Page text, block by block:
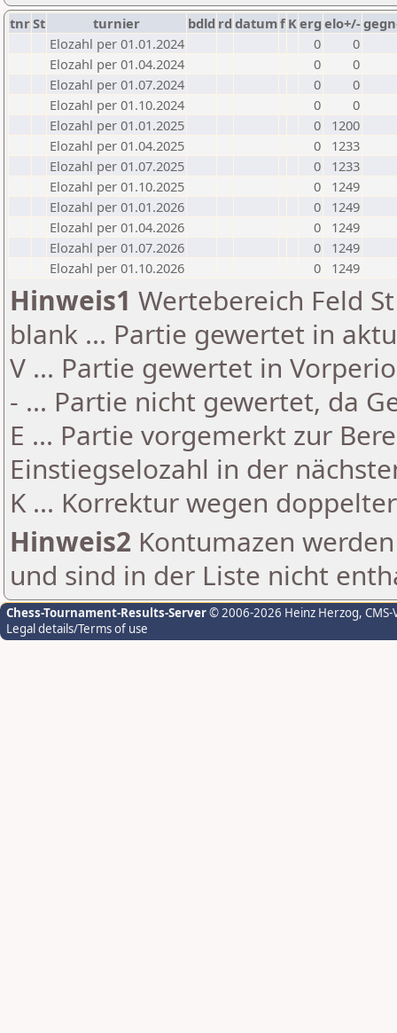
tnrSt turnier bdld rd datumf Kerg elo+/-
Elozahl per 01.01.2024
0
0
Elozahl per 01.04.2024
0
0
Elozahl per 01.07.2024
0
0
Elozahl per 01.10.2024
0
0
Elozahl per 01.01.2025
0
1200
Elozahl per 01.04.2025
0
1233
Elozahl per 01.07.2025
0
1233
Elozahl per 01.10.2025
0
1249
Elozahl per 01.01.2026
0
1249
Elozahl per 01.04.2026
0
1249
Elozahl per 01.07.2026
0
1249
Elozahl per 01.10.2026
0 1249
Hinweis1 Wertebereich Feld
blank ... Partie gewertet in
V ... Partie gewertet in
- ... Partie nicht gewertet, da
E ... Partie vorgemerkt zur
Einstiegselozahl in der
K ... Korrektur wegen
Hinweis2 Kontumazen
und sind in der Liste nicht
Chess-Tournament-Results-Server© 2006-2026 Heinz Herzog,
Legal details/Terms of use